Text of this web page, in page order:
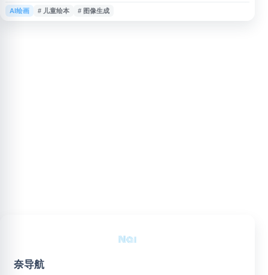
创作团队，提供围绕绘本创作流程的在线工具与服务。平台聚焦故事创作、图
像生成、排版制作等场景，帮助用户提升绘本内容生产效率，适用于儿童绘
AI绘画 # 儿童绘本 # 图像生成
奈导航